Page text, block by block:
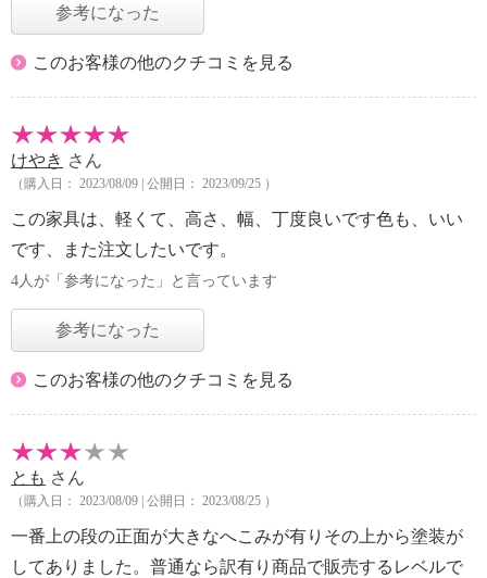
参考になった
このお客様の他のクチコミを見る
けやき さん
（購入日： 2023/08/09 | 公開日： 2023/09/25 ）
この家具は、軽くて、高さ、幅、丁度良いです色も、いい
です、また注文したいです。
4人が「参考になった」と言っています
参考になった
このお客様の他のクチコミを見る
とも さん
（購入日： 2023/08/09 | 公開日： 2023/08/25 ）
一番上の段の正面が大きなへこみが有りその上から塗装が
してありました。普通なら訳有り商品で販売するレベルで